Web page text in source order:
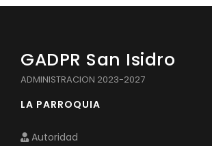
GADPR San Isidro
ADMINISTRACION 2023-2027
LA PARROQUIA
Autoridad